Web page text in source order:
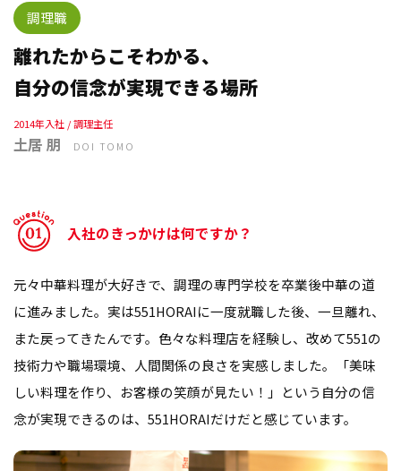
調理職
離れたからこそわかる、
自分の信念が実現できる場所
2014年入社 / 調理主任
土居 朋 DOI TOMO
入社のきっかけは何ですか？
元々中華料理が大好きで、調理の専門学校を卒業後中華の道
に進みました。実は551HORAIに一度就職した後、一旦離れ、
また戻ってきたんです。色々な料理店を経験し、改めて551の
技術力や職場環境、人間関係の良さを実感しました。「美味
しい料理を作り、お客様の笑顔が見たい！」という自分の信
念が実現できるのは、551HORAIだけだと感じています。